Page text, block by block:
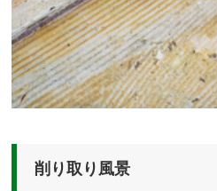
削り取り風景